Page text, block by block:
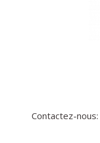
Contactez-nous: